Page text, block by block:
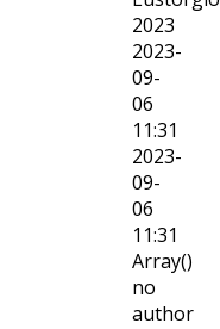
2023
2023-
09-
06
11:31
2023-
09-
06
11:31
Array()
no
author